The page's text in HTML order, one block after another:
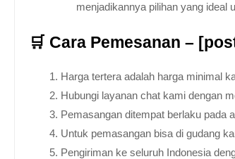
menjadikannya pilihan yang ideal
🛒 Cara Pemesanan –
Harga tertera adalah harga minimal
Hubungi layanan chat kami dengan
Pemasangan ditempat berlaku pada
Untuk pemasangan bisa di gudang
Pengiriman ke seluruh Indonesia